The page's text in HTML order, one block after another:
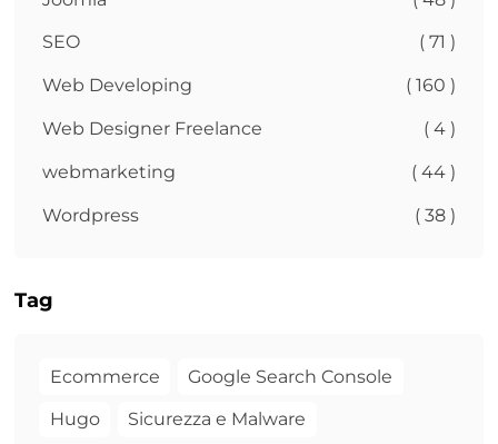
SEO ( 71 )
Web Developing ( 160 )
Web Designer Freelance ( 4 )
webmarketing ( 44 )
Wordpress ( 38 )
Tag
Ecommerce Google Search Console
Hugo Sicurezza e Malware